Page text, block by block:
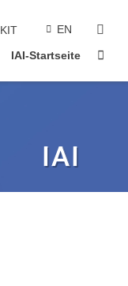
KIT EN
IAI-Startseite